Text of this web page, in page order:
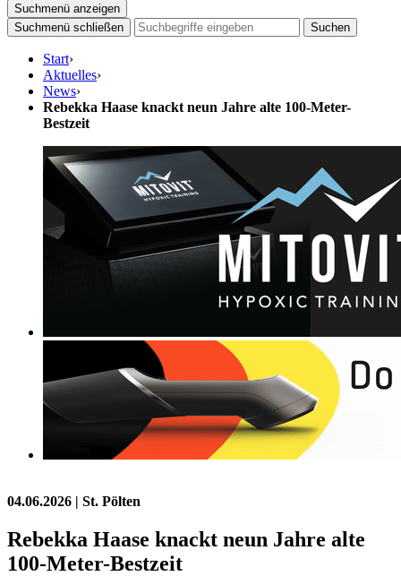
Suchmenü anzeigen
Suchmenü schließen
Suchen
Start›
Aktuelles›
News›
Rebekka Haase knackt neun Jahre alte 100-Meter-
Bestzeit
04.06.2026 | St. Pölten
Rebekka Haase knackt neun Jahre alte
100-Meter-Bestzeit